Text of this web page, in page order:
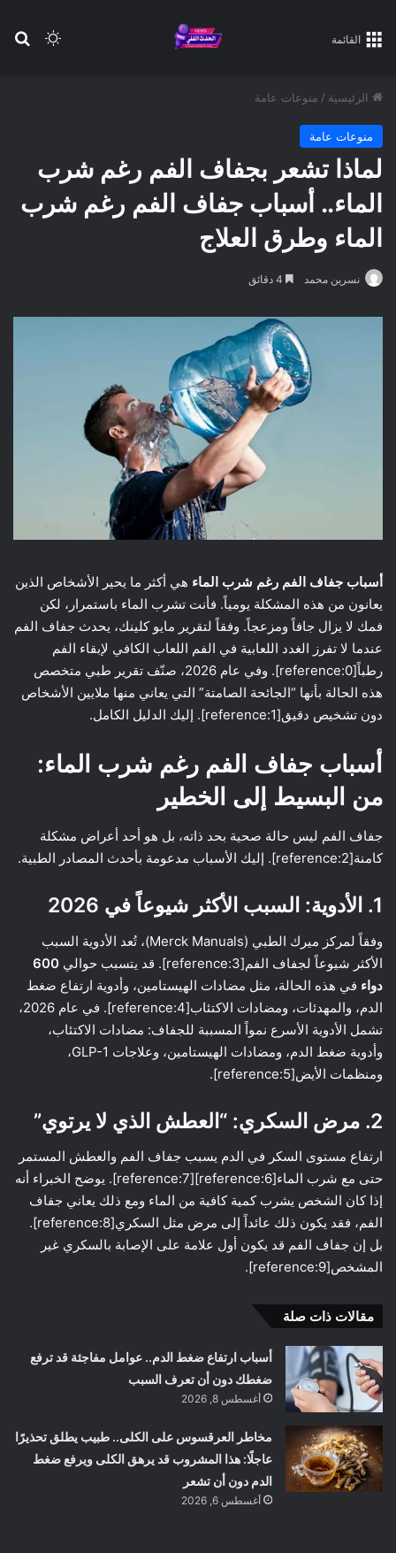
الوضع القائمة
الرئيسية / منوعات عامة
منوعات عامة
لماذا تشعر بجفاف الفم رغم شرب
الماء.. أسباب جفاف الفم رغم شرب
الماء وطرق العلاج
نسرين محمد
أسباب جفاف الفم رغم شرب الماء هي أكثر ما يحير الأشخاص الذين
يعانون من هذه المشكلة يومياً. فأنت تشرب الماء باستمرار، لكن
فمك لا يزال جافاً ومزعجاً. وفقاً لتقرير مايو كلينك، يحدث جفاف الفم
عندما لا تفرز الغدد اللعابية في الفم اللعاب الكافي لإبقاء الفم
رطباً[reference:0]. وفي عام 2026، صنّف تقرير طبي متخصص
هذه الحالة بأنها “الجائحة الصامتة” التي يعاني منها ملايين الأشخاص
دون تشخيص دقيق[reference:1]. إليك الدليل الكامل.
أسباب جفاف الفم رغم شرب الماء:
من البسيط إلى الخطير
جفاف الفم ليس حالة صحية بحد ذاته، بل هو أحد أعراض مشكلة
كامنة[reference:2]. إليك الأسباب مدعومة بأحدث المصادر الطبية.
1. الأدوية: السبب الأكثر شيوعاً في 2026
وفقاً لمركز ميرك الطبي (Merck Manuals)، تُعد الأدوية السبب
الأكثر شيوعاً لجفاف الفم[reference:3]. قد يتسبب حوالي
600
دواء في هذه الحالة، مثل مضادات الهيستامين، وأدوية ارتفاع ضغط
الدم، والمهدئات، ومضادات الاكتئاب[reference:4]. في عام 2026،
تشمل الأدوية الأسرع نمواً المسببة للجفاف: مضادات الاكتئاب،
وأدوية ضغط الدم، ومضادات الهيستامين، وعلاجات GLP-1،
ومنظمات الأيض[reference:5].
2. مرض السكري: “العطش الذي لا يرتوي”
ارتفاع مستوى السكر في الدم يسبب جفاف الفم والعطش المستمر
حتى مع شرب الماء[reference:6][reference:7]. يوضح الخبراء أنه
إذا كان الشخص يشرب كمية كافية من الماء ومع ذلك يعاني جفاف
الفم، فقد يكون ذلك عائداً إلى مرض مثل السكري[reference:8].
بل إن جفاف الفم قد يكون أول علامة على الإصابة بالسكري غير
المشخص[reference:9].
مقالات ذات صلة
أسباب ارتفاع ضغط الدم.. عوامل مفاجئة قد ترفع
ضغطك دون أن تعرف السبب
أغسطس 8, 2026
مخاطر العرقسوس على الكلى.. طبيب يطلق تحذيرًا
عاجلًا: هذا المشروب قد يرهق الكلى ويرفع ضغط
الدم دون أن تشعر
أغسطس 6, 2026